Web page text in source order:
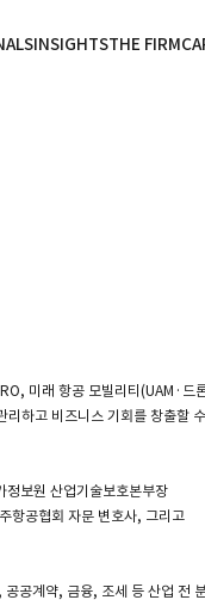
INSIGHTSTHE FIRM
미래 항공 모빌리티(UAM·드
리하고 비즈니스 기회를 창출할
보원 산업기술보호본부장
항공협회 자문 변호사, 그리고
공계약, 금융, 조세 등 산업 전